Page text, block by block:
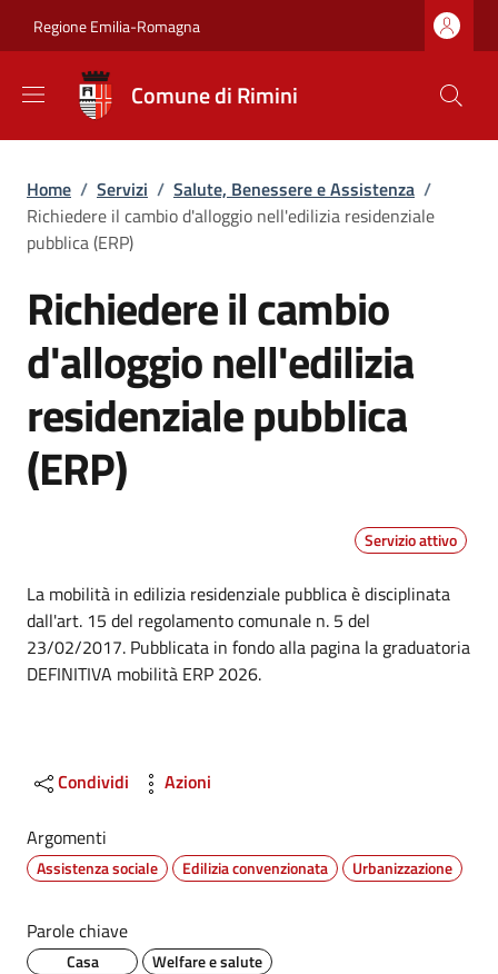
Regione Emilia-Romagna
Comune di Rimini
Briciole di pane
Home / Servizi / Salute, Benessere e Assistenza /
Richiedere il cambio d'alloggio nell'edilizia residenziale
pubblica (ERP)
Richiedere il cambio
d'alloggio nell'edilizia
residenziale pubblica
(ERP)
Servizio attivo
Dettagli
La mobilità in edilizia residenziale pubblica è disciplinata
dall'art. 15 del regolamento comunale n. 5 del
23/02/2017. Pubblicata in fondo alla pagina la graduatoria
DEFINITIVA mobilità ERP 2026.
Condividi Azioni
Argomenti
Assistenza sociale Edilizia convenzionata Urbanizzazione
Parole chiave
Casa Welfare e salute